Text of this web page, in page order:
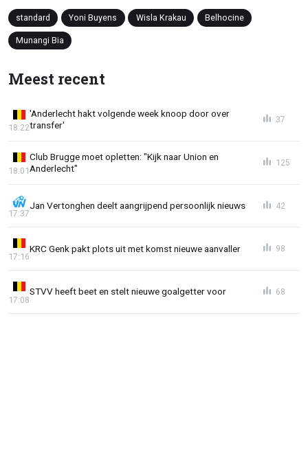
standard Yoni Buyens Wisla Krakau Belhocine
Munangi Bia
Meest recent
'Anderlecht hakt volgende week knoop door over
transfer'
18:22
37
Club Brugge moet opletten: "Kijk naar Union en
Anderlecht"
18:01
125
Jan Vertonghen deelt aangrijpend persoonlijk nieuws
17:37
42
KRC Genk pakt plots uit met komst nieuwe aanvaller
17:16
98
STVV heeft beet en stelt nieuwe goalgetter voor
17:08
68